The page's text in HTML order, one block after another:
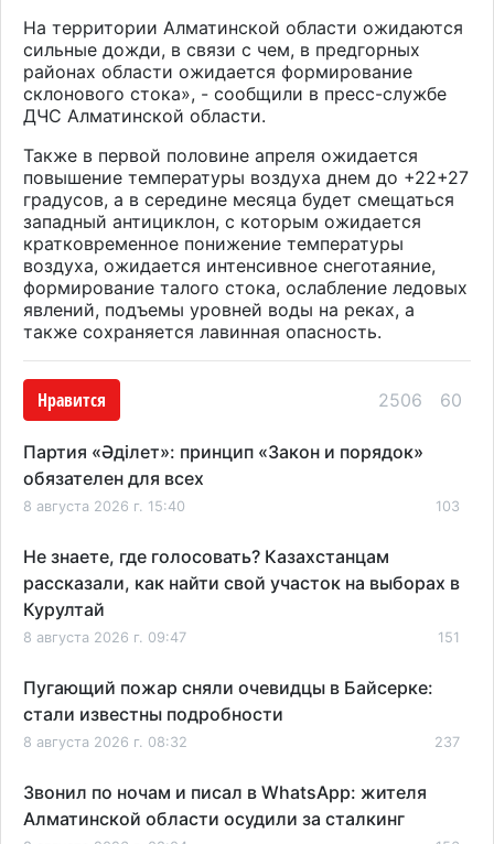
На территории Алматинской области ожидаются
сильные дожди, в связи с чем, в предгорных
районах области ожидается формирование
склонового стока», - сообщили в пресс-службе
ДЧС Алматинской области.
Также в первой половине апреля ожидается
повышение температуры воздуха днем до +22+27
градусов, а в середине месяца будет смещаться
западный антициклон, с которым ожидается
кратковременное понижение температуры
воздуха, ожидается интенсивное снеготаяние,
формирование талого стока, ослабление ледовых
явлений, подъемы уровней воды на реках, а
также сохраняется лавинная опасность.
Нравится 2506 60
Партия «Әділет»: принцип «Закон и порядок»
обязателен для всех
8 августа 2026 г. 15:40 103
Не знаете, где голосовать? Казахстанцам
рассказали, как найти свой участок на выборах в
Курултай
8 августа 2026 г. 09:47 151
Пугающий пожар сняли очевидцы в Байсерке:
стали известны подробности
8 августа 2026 г. 08:32 237
Звонил по ночам и писал в WhatsApp: жителя
Алматинской области осудили за сталкинг